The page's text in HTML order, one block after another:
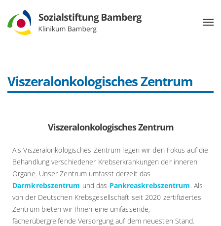
Viszeralonkologisches Zentrum
Viszeralonkologisches Zentrum
Als Viszeralonkologisches Zentrum legen wir den Fokus auf die
Behandlung verschiedener Krebserkrankungen der inneren
Organe. Unser Zentrum umfasst derzeit das
Darmkrebszentrum und das Pankreaskrebszentrum. Als
von der Deutschen Krebsgesellschaft seit 2020 zertifiziertes
Zentrum bieten wir Ihnen eine umfassende,
fächerübergreifende Versorgung auf dem neuesten Stand.